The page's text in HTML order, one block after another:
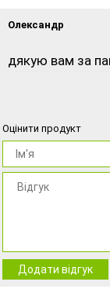
Олександр
дякую вам за
Оцінити продукт
Додати відгук